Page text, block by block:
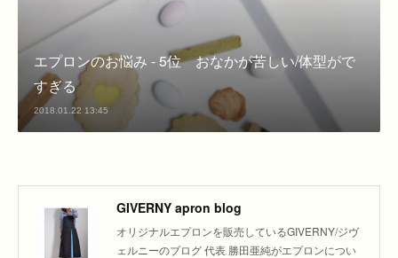
エプロンのお悩み - 5位 おなかが苦しい/体型がで
すぎる
2018.01.22 13:45
GIVERNY apron blog
オリジナルエプロンを販売しているGIVERNY/ジヴ
ェルニーのブログ 代表 勝田亜純がエプロンについ